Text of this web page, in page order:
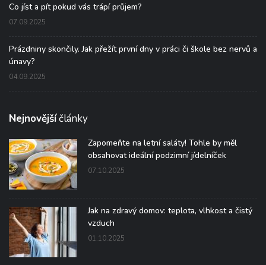
Co jíst a pít pokud vás trápí průjem?
07.09.2025
Prázdniny skončily. Jak přežít první dny v práci či škole bez nervů a
únavy?
04.09.2025
Nejnovějšíčlánky
Zapomeňte na letní saláty! Tohle by měl
obsahovat ideální podzimní jídelníček
07.10.2025
Jak na zdravý domov: teplota, vlhkost a čistý
vzduch
01.10.2025